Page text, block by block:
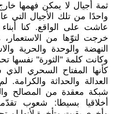
ثمة أجيال لا يمكن فهمها
واحدًا من تلك الأجيال التي
عاشت على الواقع. كنا
خرجت لتوّها من
النهضة والوحدة والحرية
وكانت كلمة "الثورة" نفسها
كأنها المفتاح السحري
العدالة والحداثة
شبكة معقدة من المصالح
أخلاقيا بسيطا: شعوب